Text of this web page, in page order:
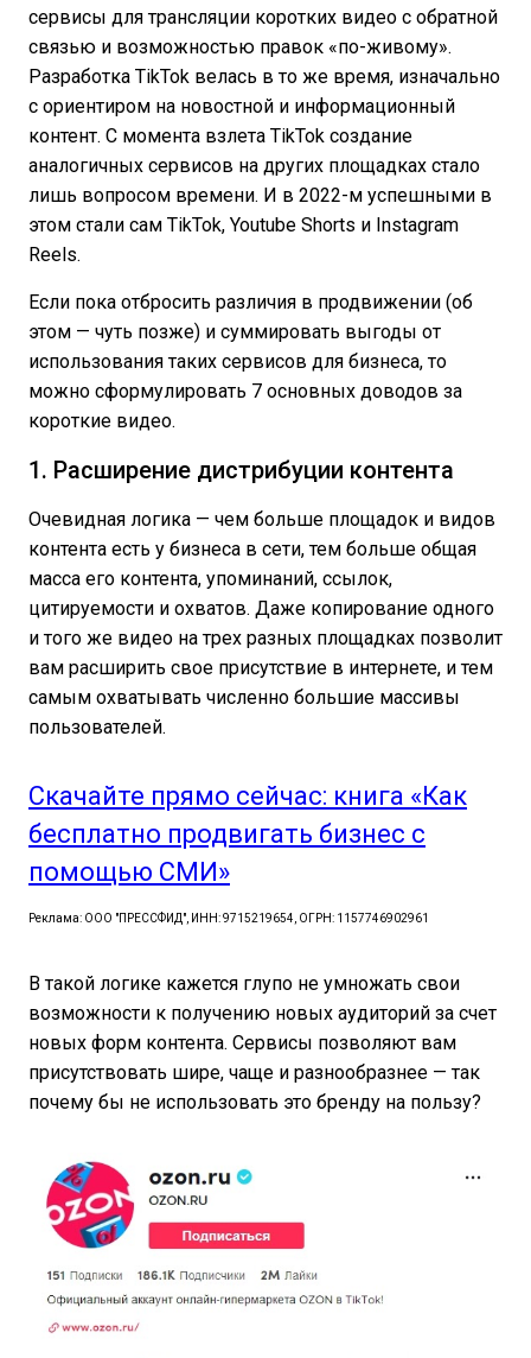
сервисы для трансляции коротких видео с обратной
связью и возможностью правок «по-живому».
Разработка TikTok велась в то же время, изначально
с ориентиром на новостной и информационный
контент. С момента взлета TikTok создание
аналогичных сервисов на других площадках стало
лишь вопросом времени. И в 2022-м успешными в
этом стали сам TikTok, Youtube Shorts и Instagram
Reels.
Если пока отбросить различия в продвижении (об
этом — чуть позже) и суммировать выгоды от
использования таких сервисов для бизнеса, то
можно сформулировать 7 основных доводов за
короткие видео.
1. Расширение дистрибуции контента
Очевидная логика — чем больше площадок и видов
контента есть у бизнеса в сети, тем больше общая
масса его контента, упоминаний, ссылок,
цитируемости и охватов. Даже копирование одного
и того же видео на трех разных площадках позволит
вам расширить свое присутствие в интернете, и тем
самым охватывать численно большие массивы
пользователей.
Скачайте прямо сейчас: книга «Как
бесплатно продвигать бизнес с
помощью СМИ»
Реклама: ООО "ПРЕССФИД", ИНН: 9715219654, ОГРН: 1157746902961
В такой логике кажется глупо не умножать свои
возможности к получению новых аудиторий за счет
новых форм контента. Сервисы позволяют вам
присутствовать шире, чаще и разнообразнее — так
почему бы не использовать это бренду на пользу?